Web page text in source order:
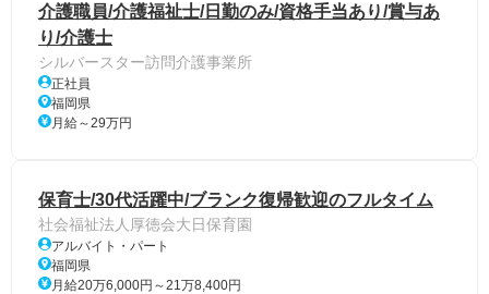
介護職員/介護福祉士/日勤のみ/資格手当あり/賞与あ
り/介護士
シルバースター訪問介護事業所
正社員
福岡県
月給～29万円
保育士/30代活躍中/ブランク復帰歓迎のフルタイム
社会福祉法人厚徳会大日保育園
アルバイト・パート
福岡県
月給20万6,000円～21万8,400円